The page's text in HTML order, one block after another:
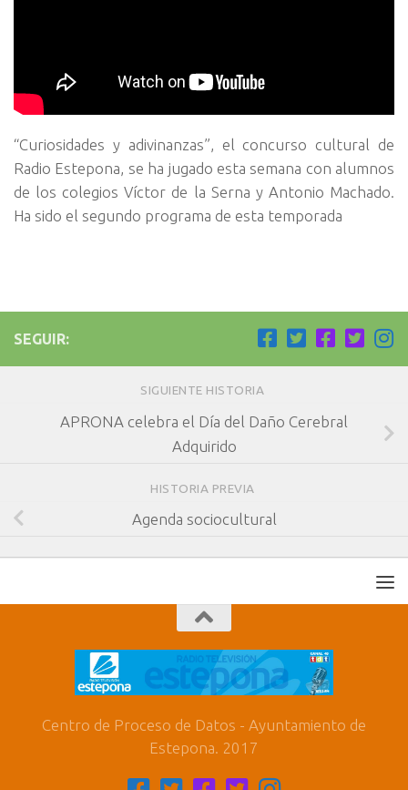
“Curiosidades y adivinanzas”, el concurso cultural de
Radio Estepona, se ha jugado esta semana con alumnos
de los colegios Víctor de la Serna y Antonio Machado.
Ha sido el segundo programa de esta temporada
SEGUIR:
SIGUIENTE HISTORIA
APRONA celebra el Día del Daño Cerebral
Adquirido
HISTORIA PREVIA
Agenda sociocultural
Centro de Proceso de Datos - Ayuntamiento de
Estepona. 2017